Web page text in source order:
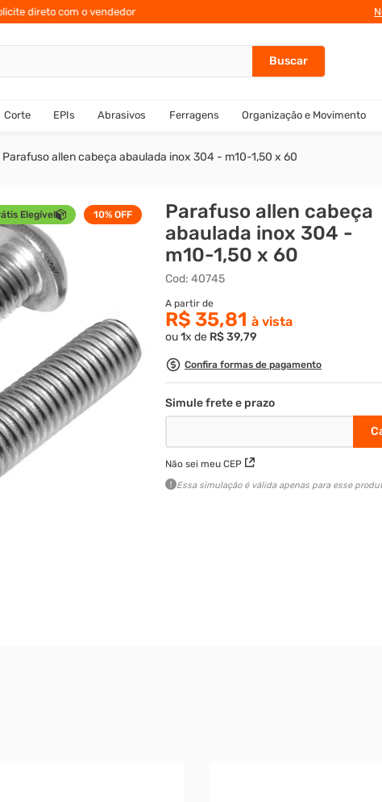
direto com o vendedor
Corte EPIs Abrasivos Ferragens Organização e Movimento
Parafuso allen cabeça abaulada inox 304 - m10-1,50 x 60
Elegível 10%OFF
Parafuso allen cabeça
abaulada inox 304 -
m10-1,50 x 60
Cod:40745
R$ 35,81
ou1x de R$39,79
Confira formas de pagamento
Não sei meu CEP
Essa simulação é válida apenas para esse